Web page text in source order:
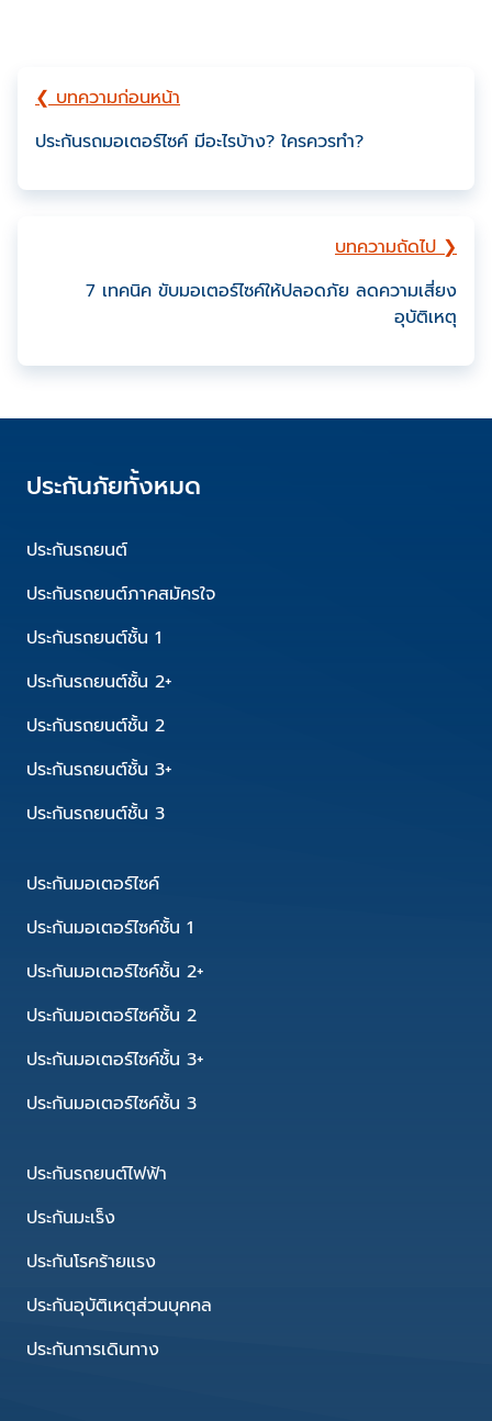
❮ บทความก่อนหน้า
ประกันรถมอเตอร์ไซค์ มีอะไรบ้าง? ใครควรทำ?
บทความถัดไป ❯
7 เทคนิค ขับมอเตอร์ไซค์ให้ปลอดภัย ลดความเสี่ยง
อุบัติเหตุ
ประกันภัยทั้งหมด
ประกันรถยนต์
ประกันรถยนต์ภาคสมัครใจ
ประกันรถยนต์ชั้น 1
ประกันรถยนต์ชั้น 2+
ประกันรถยนต์ชั้น 2
ประกันรถยนต์ชั้น 3+
ประกันรถยนต์ชั้น 3
ประกันมอเตอร์ไซค์
ประกันมอเตอร์ไซค์ชั้น 1
ประกันมอเตอร์ไซค์ชั้น 2+
ประกันมอเตอร์ไซค์ชั้น 2
ประกันมอเตอร์ไซค์ชั้น 3+
ประกันมอเตอร์ไซค์ชั้น 3
ประกันรถยนต์ไฟฟ้า
ประกันมะเร็ง
ประกันโรคร้ายแรง
ประกันอุบัติเหตุส่วนบุคคล
ประกันการเดินทาง